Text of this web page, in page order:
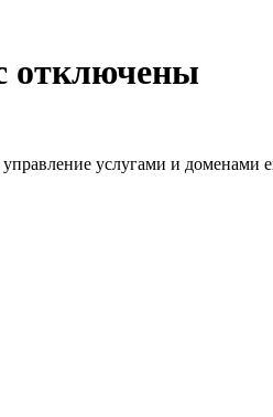
отключены
управление услугами и доменами